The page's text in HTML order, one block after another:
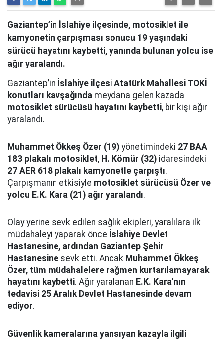
Gaziantep’in İslahiye ilçesinde, motosiklet ile
kamyonetin çarpışması sonucu 19 yaşındaki
sürücü hayatını kaybetti, yanında bulunan yolcu ise
ağır yaralandı.
Gaziantep’in İslahiye ilçesi Atatürk Mahallesi TOKİ
konutları kavşağında meydana gelen kazada
motosiklet sürücüsü hayatını kaybetti, bir kişi ağır
yaralandı.
Muhammet Ökkeş Özer (19) yönetimindeki 27 BAA
183 plakalı motosiklet, H. Kömür (32) idaresindeki
27 AER 618 plakalı kamyonetle çarpıştı.
Çarpışmanın etkisiyle motosiklet sürücüsü Özer ve
yolcu E.K. Kara (21) ağır yaralandı.
Olay yerine sevk edilen sağlık ekipleri, yaralılara ilk
müdahaleyi yaparak önce İslahiye Devlet
Hastanesine, ardından Gaziantep Şehir
Hastanesine sevk etti. Ancak Muhammet Ökkeş
Özer, tüm müdahalelere rağmen kurtarılamayarak
hayatını kaybetti. Ağır yaralanan E.K. Kara'nın
tedavisi 25 Aralık Devlet Hastanesinde devam
ediyor.
Güvenlik kameralarına yansıyan kazayla ilgili